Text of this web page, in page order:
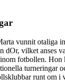
vunnit otaliga
vilket anses
fotbollen. Hon
turneringar
runt om i